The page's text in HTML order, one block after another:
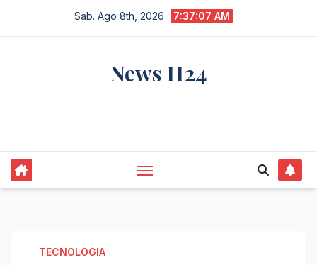
Sab. Ago 8th, 2026 7:37:08 AM
News H24
TECNOLOGIA